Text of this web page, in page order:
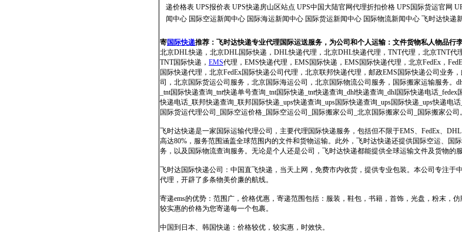
递价格表 UPS报价表 UPS快递房山区站点 UPS中国大陆官网代理折扣价格 UPS国际货运官网
闻中心 国际空运新闻中心 国际海运新闻中心 国际货运新闻中心 国际物流新闻中心 飞时达快递
寄国际快递推荐： 飞时达快递专业代理国际运送服务，为公司和个人运输：文件货物私人物品行
北京DHL快递，北京DHL国际快递，DHL快递代理，北京DHL快递代理，TNT代理，北京TNT代
TNT国际快递， EMS代理，EMS快递代理，EMS国际快递，EMS国际快递代理，北京FedEx，
国际快递代理，北京FedEx国际快递公司代理，北京联邦快递代理，邮政EMS国际快递公司业务
司，北京国际货运公司服务，北京国际海运公司，北京国际物流公司服务，国际搬家运输服务。
_tnt国际快递查询_tnt快递单号查询_tnt国际快递_tnt快递查询_dhl快递查询_dhl国际快递电话
快递电话_联邦快递查询_联邦国际快递_ups快递查询_ups国际快递查询_ups国际快递_ups快递电
国际货运代理公司_国际空运价格_国际空运公司_国际搬家公司_北京国际搬家公司_国际搬家公司。
飞时达快递是一家国际运输代理公司，主要代理国际快递服务，包括但不限于EMS、FedEx、
高达80%，服务范围涵盖全球范围内的文件和货物运输。此外，飞时达快递还提供国际空运、国
务，以及国际物流查询服务。无论是个人还是公司，飞时达快递都能提供全球运输文件及货物的
飞时达国际快递公司：中国直飞快递，当天上网，免费市内收货，提供专业包装。本公司专注于
代理，开辟了多条物美价廉的航线。
寄递ems的优势：范围广，价格优惠，寄递范围包括：服装，鞋包，书籍，首饰，光盘，粉末，
较实惠的价格为您寄递每一个包裹。
中国到日本、韩国快递：价格较优，较实惠，时效快。